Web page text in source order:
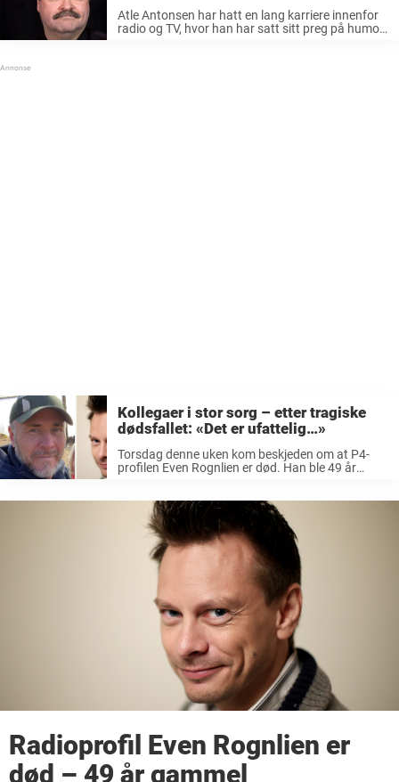
Atle Antonsen har hatt en lang karriere innenfor
radio og TV, hvor han har satt sitt preg på humor-
Kollegaer i stor sorg – etter tragiske
dødsfallet: «Det er ufattelig…»
Torsdag denne uken kom beskjeden om at P4-
profilen Even Rognlien er død. Han ble 49 år
Radiokanalen bekreftet bortgangen i en melding
under tittelen ...
Radioprofil Even Rognlien er
død – 49 år gammel